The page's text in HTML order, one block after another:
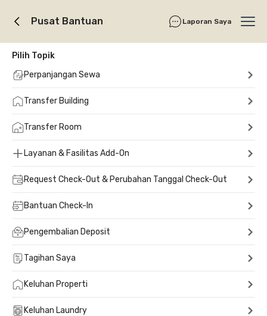
Pusat Bantuan Laporan Saya
Pilih Topik
Perpanjangan Sewa
Transfer Building
Transfer Room
Layanan & Fasilitas Add-On
Request Check-Out & Perubahan Tanggal Check-Out
Bantuan Check-In
Pengembalian Deposit
Tagihan Saya
Keluhan Properti
Keluhan Laundry